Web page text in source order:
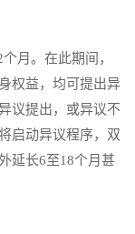
月。在此期间，
权益，均可提出异
议提出，或异议不
启动异议程序，双
延长6至18个月甚